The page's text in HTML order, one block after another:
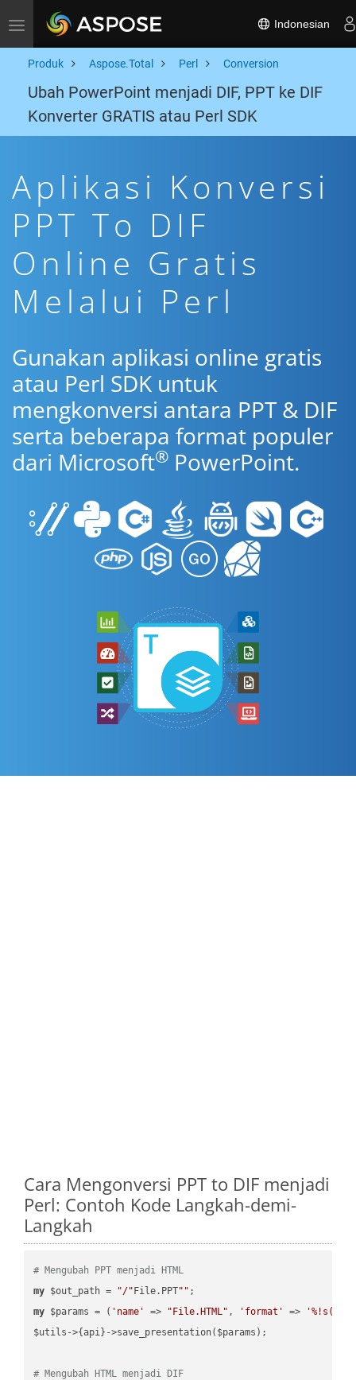
Toggle navigation Indonesian
Produk Aspose.Total Perl Conversion
Ubah PowerPoint menjadi DIF, PPT ke DIF
Konverter GRATIS atau Perl SDK
Aplikasi Konversi
PPT To DIF
Online Gratis
Melalui Perl
Gunakan aplikasi online gratis
atau Perl SDK untuk
mengkonversi antara PPT & DIF
serta beberapa format populer
dari Microsoft® PowerPoint.
Cara Mengonversi PPT to DIF menjadi
Perl: Contoh Kode Langkah-demi-
Langkah
# Mengubah PPT menjadi HTML
my $out_path = "/" File.PPT""
my $params = ( 'name' => "File.HTML" , 'format' =>
$utils->{api}->save_presentation($params);
# Mengubah HTML menjadi DIF